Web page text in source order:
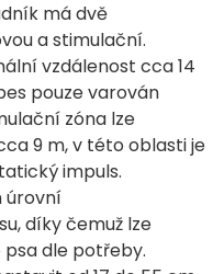
má dvě
a stimulační.
vzdálenost cca 14
pouze varován
zóna lze
9 m, v této oblasti je
impuls.
úrovní
díky čemuž lze
dle potřeby.